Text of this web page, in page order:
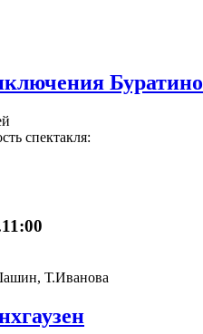
Буратино
спектакля:
Т.Иванова